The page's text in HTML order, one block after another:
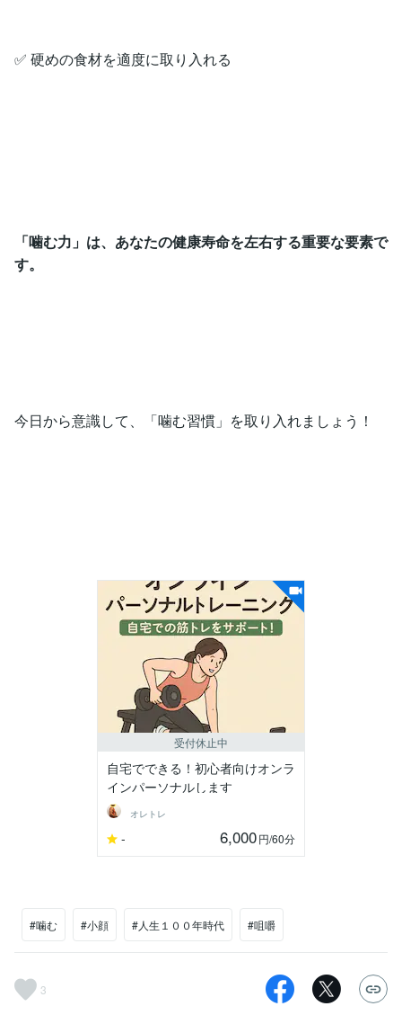
✅ 硬めの食材を適度に取り入れる
「噛む力」は、あなたの健康寿命を左右する重要な要素で
す。
今日から意識して、「噛む習慣」を取り入れましょう！
受付休止中
自宅でできる！初心者向けオンラ
インパーソナルします
オレトレ
- 6,000円/60分
#噛む #小顔 #人生１００年時代 #咀嚼
3